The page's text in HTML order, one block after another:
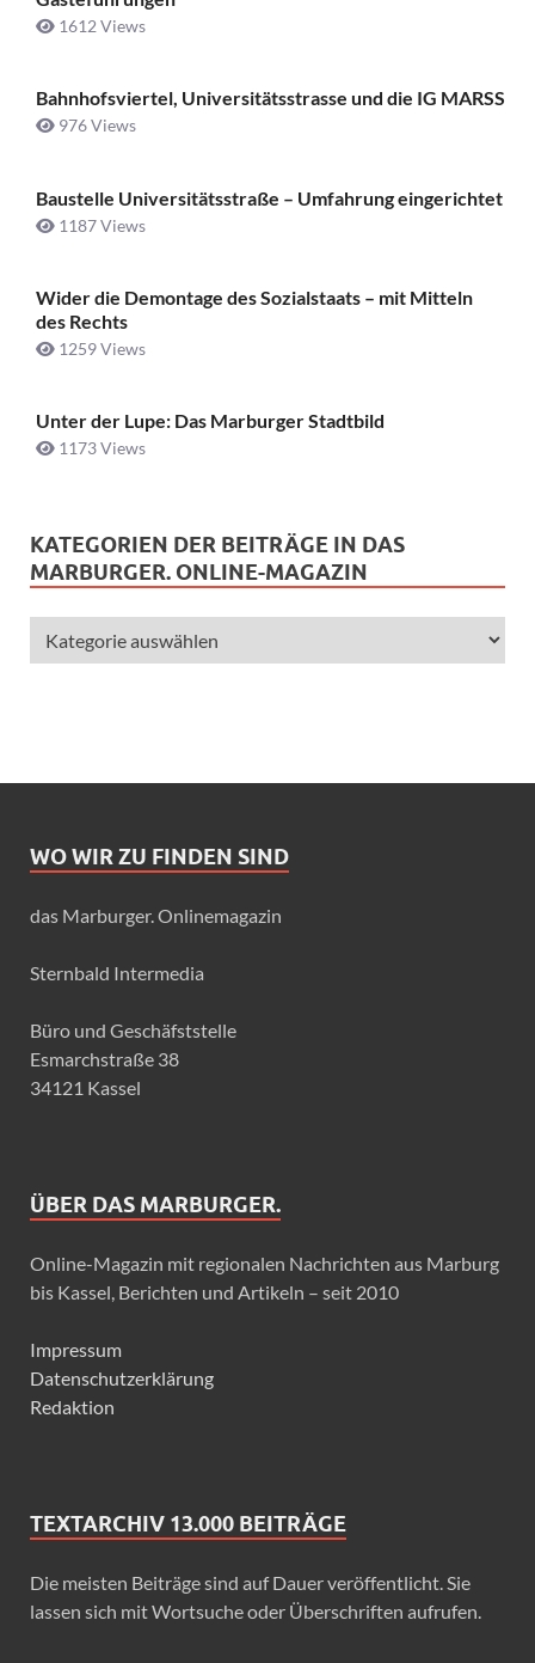
1612 Views
Bahnhofsviertel, Universitätsstrasse und die IG MARSS
976 Views
Baustelle Universitätsstraße ­– Umfahrung eingerichtet
1187 Views
Wider die Demontage des Sozialstaats – mit Mitteln
des Rechts
1259 Views
Unter der Lupe: Das Marburger Stadtbild
1173 Views
KATEGORIEN DER BEITRÄGE IN DAS
MARBURGER. ONLINE-MAGAZIN
WO WIR ZU FINDEN SIND
das Marburger. Onlinemagazin
Sternbald Intermedia
Büro und Geschäfststelle
Esmarchstraße 38
34121 Kassel
ÜBER DAS MARBURGER.
Online-Magazin mit regionalen Nachrichten aus Marburg
bis Kassel, Berichten und Artikeln – seit 2010
Impressum
Datenschutzerklärung
Redaktion
TEXTARCHIV 13.000 BEITRÄGE
Die meisten Beiträge sind auf Dauer veröffentlicht. Sie
lassen sich mit Wortsuche oder Überschriften aufrufen.